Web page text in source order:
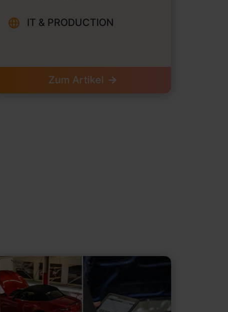
IT & PRODUCTION
Zum Artikel